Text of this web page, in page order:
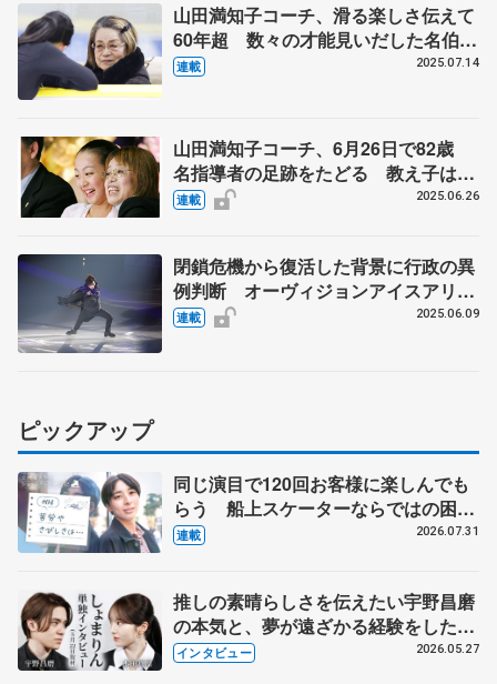
山田満知子コーチ、滑る楽しさ伝えて
60年超 数々の才能見いだした名伯
楽 【ニッポン・スポーツ人の肖像】
連載 2025.07.14
山田満知子コーチ、6月26日で82歳
名指導者の足跡をたどる 教え子は伊
藤みどり、浅田真央、村上佳菜子、宇
連載 2025.06.26
閉鎖危機から復活した背景に行政の異
例判断 オーヴィジョンアイスアリー
ナ福岡の舞台裏【第4回】
連載 2025.06.09
ピックアップ
同じ演目で120回お客様に楽しんでも
らう 船上スケーターならではの困難
とは 影響あったPIW前キャプテン松
連載 2026.07.31
推しの素晴らしさを伝えたい宇野昌磨
の本気と、夢が遠ざかる経験をした本
田真凜の覚悟
インタビュー 2026.05.27